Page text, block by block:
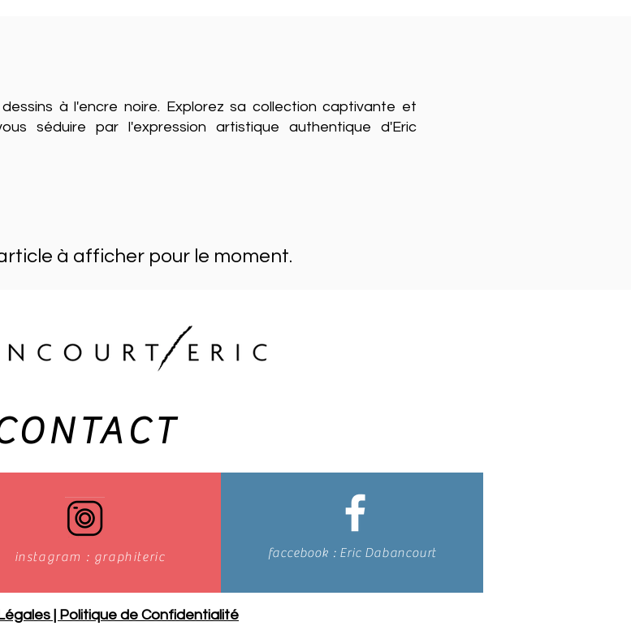
à l'encre noire. Explorez sa collection captivante et
séduire par l'expression artistique authentique d'Eric
article à afficher pour le moment.
instagram : graphiteric faccebook : Eric Dabancourt
| Politique de Confidentialité